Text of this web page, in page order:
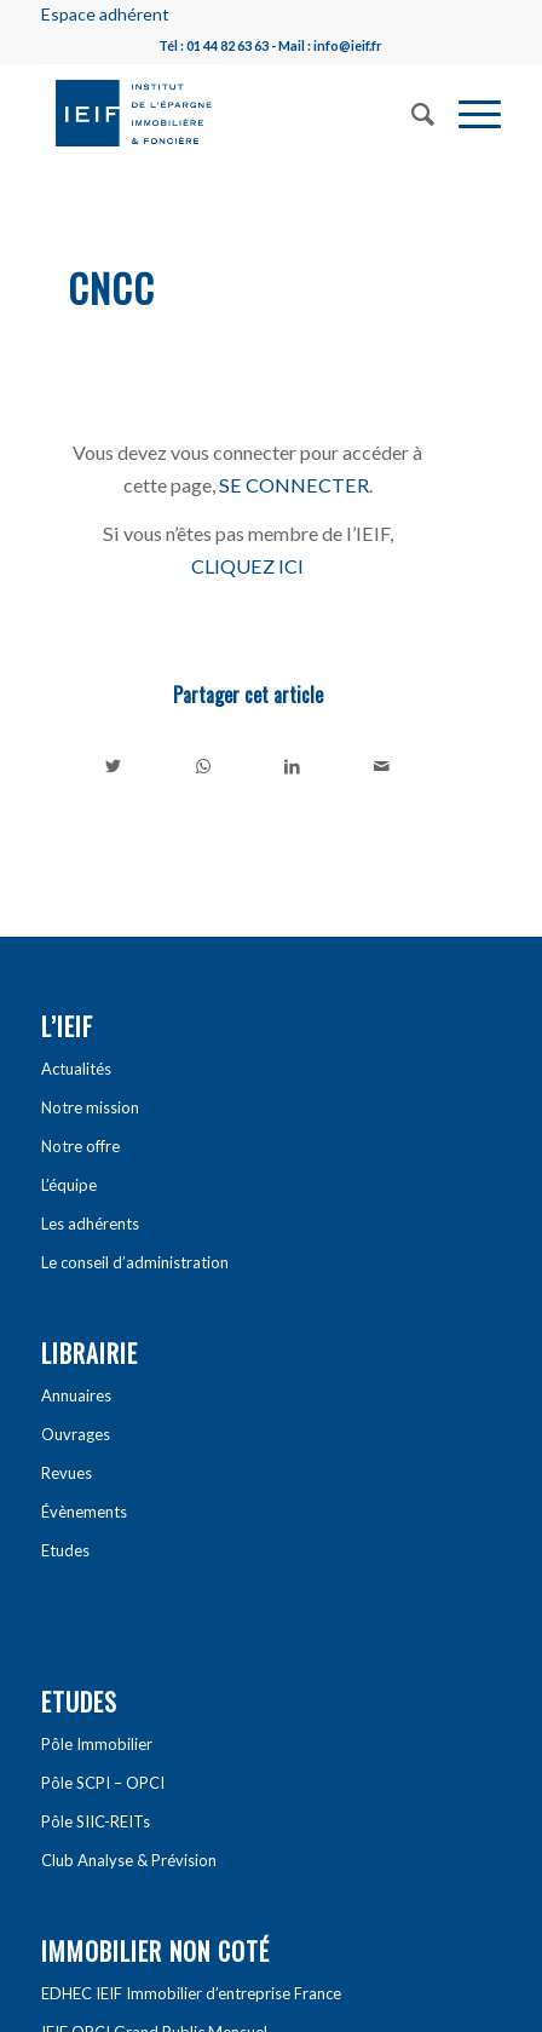
Espace adhérent
Tél : 01 44 82 63 63 - Mail : info@ieif.fr
CNCC
Vous devez vous connecter pour accéder à
cette page, SE CONNECTER
Si vous n’êtes pas membre de l’IEIF,
CLIQUEZ ICI
Partager cet article
L’IEIF
Actualités
Notre mission
Notre offre
L’équipe
Les adhérents
Le conseil d’administration
LIBRAIRIE
Annuaires
Ouvrages
Revues
Évènements
Etudes
ETUDES
Pôle Immobilier
Pôle SCPI – OPCI
Pôle SIIC-REITs
Club Analyse & Prévision
IMMOBILIER NON COTÉ
EDHEC IEIF Immobilier d’entreprise France